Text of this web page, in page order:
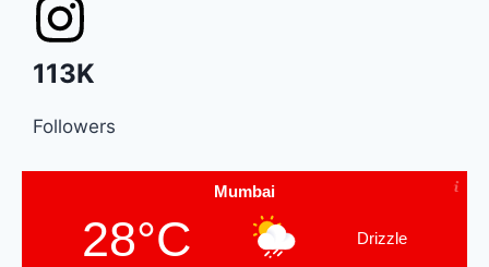
113K
Followers
Mumbai
28°C Drizzle